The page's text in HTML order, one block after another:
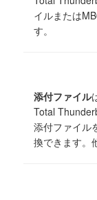
イルまたは
す。
添付ファイル
Total
添付ファイル
換できます。